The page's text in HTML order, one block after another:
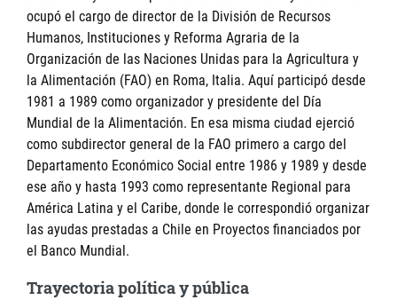
ocupó el cargo de director de la División de Recursos
Humanos, Instituciones y Reforma Agraria de la
Organización de las Naciones Unidas para la Agricultura y
la Alimentación (FAO) en Roma, Italia. Aquí participó desde
1981 a 1989 como organizador y presidente del Día
Mundial de la Alimentación. En esa misma ciudad ejerció
como subdirector general de la FAO primero a cargo del
Departamento Económico Social entre 1986 y 1989 y desde
ese año y hasta 1993 como representante Regional para
América Latina y el Caribe, donde le correspondió organizar
las ayudas prestadas a Chile en Proyectos financiados por
el Banco Mundial.
Trayectoria política y pública